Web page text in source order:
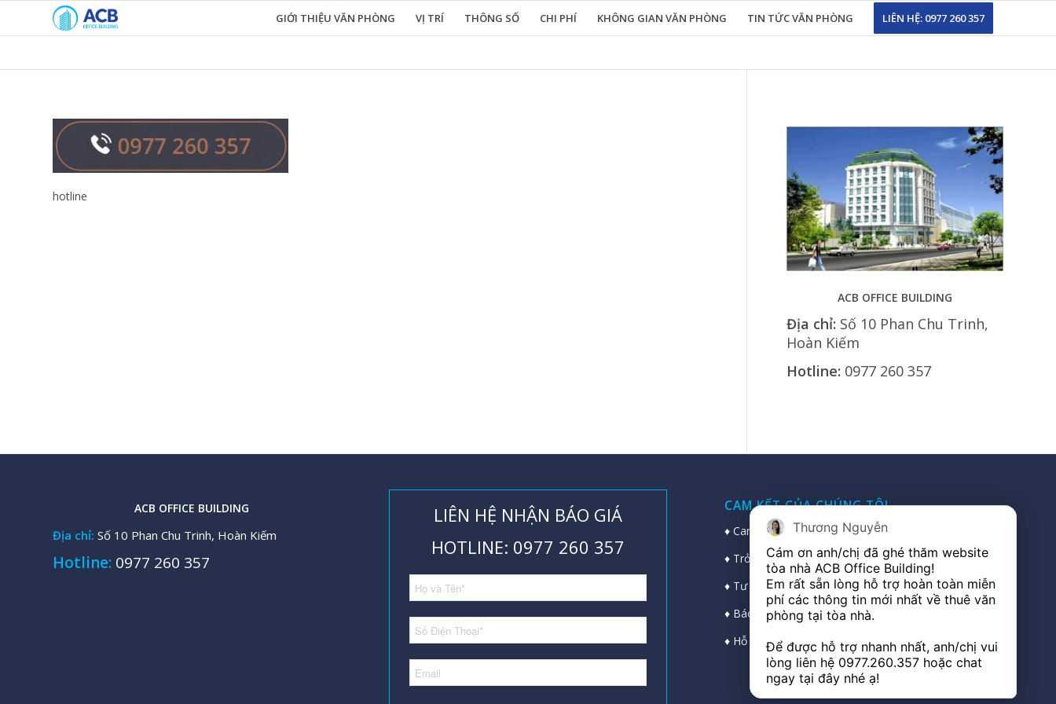
GIỚI THIỆU VĂN PHÒNG VỊ TRÍ THÔNG SỐ CHI PHÍ KHÔNG GIAN VĂN PHÒNG TIN TỨC VĂN PHÒNG LIÊN HỆ: 0977 260 357
hotline
ACB OFFICE BUILDING
Địa chỉ: Số 10 Phan Chu Trinh,
Hoàn Kiếm
Hotline: 0977 260 357
ACB OFFICE BUILDING
Địa chỉ: Số 10 Phan Chu Trinh, Hoàn Kiếm
Hotline: 0977 260 357
LIÊN HỆ NHẬN BÁO GIÁ
HOTLINE: 0977 260 357
CAM KẾT CỦA CHÚNG TÔI
♦ Cam kết bảo mật thông tin cá nhân khách hàng
♦ Trở thành cầu nối vững chắc, chuyên nghiệp
♦ Tư vấn trực tiếp chuyên sâu, chọn sàn đẹp nhất
♦ Báo giá thuê trực tiếp, chính xác và nhanh nhất
♦ Hỗ trợ làm thủ tục trực tiếp với ban quản lý toà nhà
Thương Nguyễn
Cám ơn anh/chị đã ghé thăm website
tòa nhà ACB Office Building!
Em rất sẵn lòng hỗ trợ hoàn toàn miễn
phí các thông tin mới nhất về thuê văn
phòng tại tòa nhà.
Để được hỗ trợ nhanh nhất, anh/chị vui
lòng liên hệ 0977.260.357 hoặc chat
ngay tại đây nhé ạ!
Thương Nguyễn
Cám ơn anh/chị đã ghé thăm website
tòa nhà ACB Office Building!
Em rất sẵn lòng hỗ trợ hoàn toàn miễn
phí các thông tin mới nhất về thuê văn
phòng tại tòa nhà.
Để được hỗ trợ nhanh nhất, anh/chị vui
lòng liên hệ 0977.260.357 hoặc chat
ngay tại đây nhé ạ!